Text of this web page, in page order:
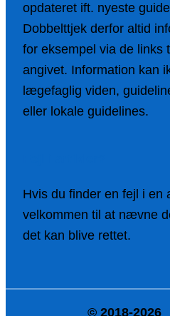
opdateret ift. nyeste
Dobbelttjek derfor altid
for eksempel via de links
angivet. Information kan
lægefaglig viden,
eller lokale guidelines.
Hvis du finder en fejl i en
velkommen til at nævne
det kan blive rettet.
© 2018-2026